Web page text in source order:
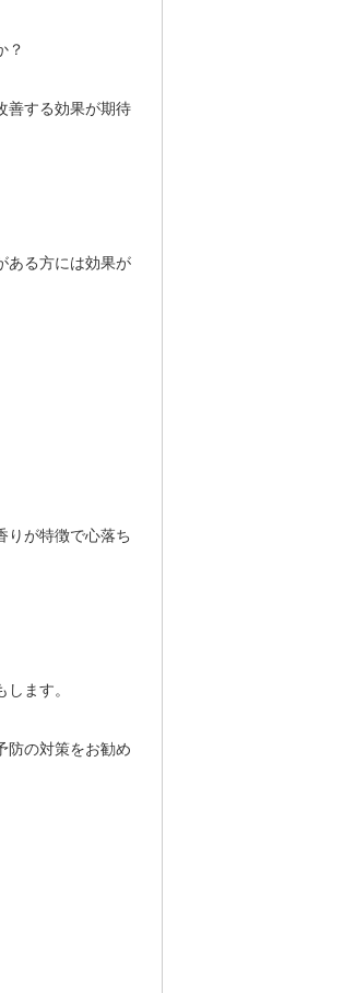
？
善する効果が期待
ある方には効果が
りが特徴で心落ち
ます。
防の対策をお勧め